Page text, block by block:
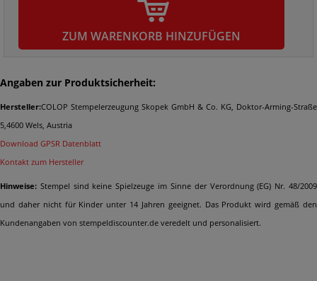
ZUM WARENKORB HINZUFÜGEN
Angaben zur Produktsicherheit:
Hersteller:COLOP Stempelerzeugung Skopek GmbH & Co. KG, Doktor-Arming-Straße
5,4600 Wels, Austria
Download GPSR Datenblatt
Kontakt zum Hersteller
Hinweise: Stempel sind keine Spielzeuge im Sinne der Verordnung (EG) Nr. 48/2009
und daher nicht für Kinder unter 14 Jahren geeignet. Das Produkt wird gemäß den
Kundenangaben von stempeldiscounter.de veredelt und personalisiert.